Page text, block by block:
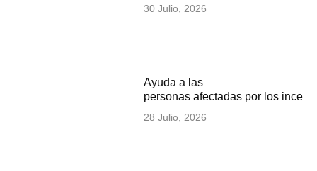
30 Julio, 2026
Ayuda a las
personas afectadas por los
28 Julio, 2026